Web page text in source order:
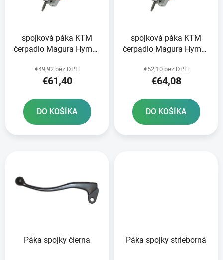
spojková páka KTM
čerpadlo Magura Hymec
oranžová
€49,92 bez DPH
€61,40
DO KOŠÍKA
spojková páka KTM
čerpadlo Magura Hymec
oranžová
€52,10 bez DPH
€64,08
DO KOŠÍKA
Páka spojky čierna Páka spojky strieborná